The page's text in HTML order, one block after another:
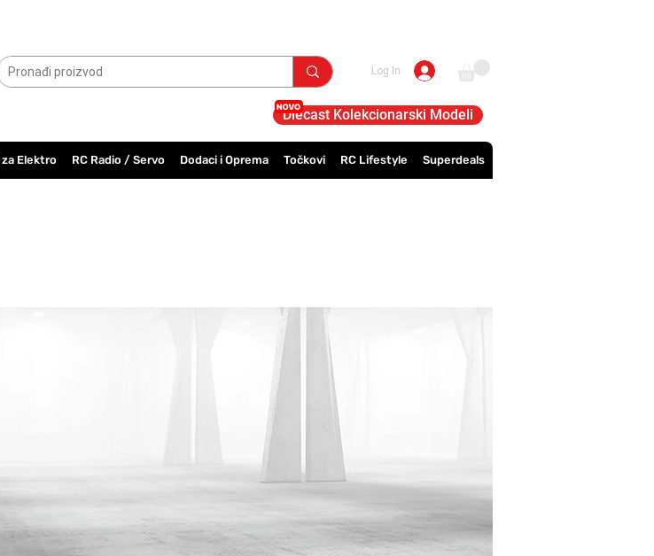
Log In
Diecast Kolekcionarski Modeli
za Elektro RC Radio / Servo Dodaci i Oprema Točkovi RC Lifestyle Superdeals